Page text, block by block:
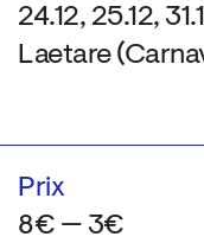
24.12, 25.12,
Laetare
Prix
8€ — 3€